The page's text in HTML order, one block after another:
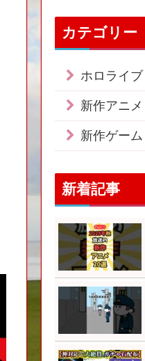
イト)】
カテゴリー
ホロライブ
新作アニメ
新作ゲーム
新着記事